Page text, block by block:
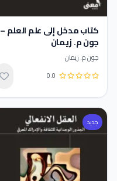
كتاب مدخل إلى علم العلم –
جون م. زيمان
جون م. زيمان
تقييم 0.0 من 5 0.0
جديد